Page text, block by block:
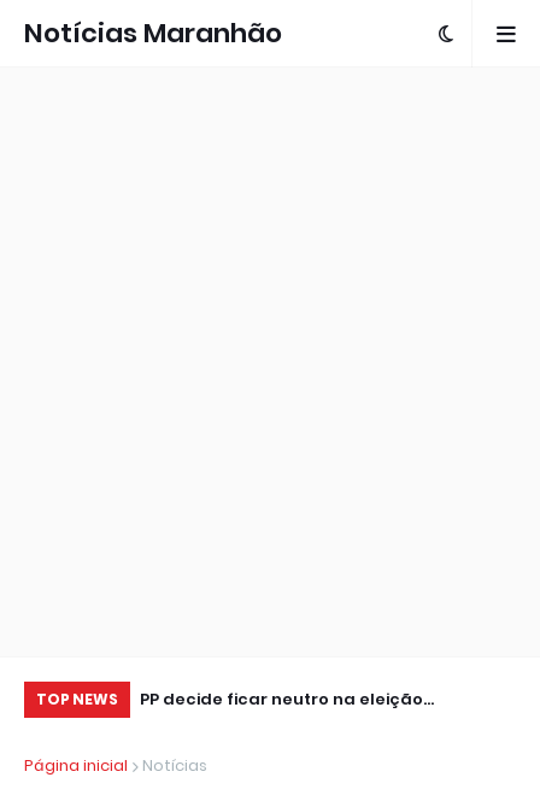
Notícias Maranhão
TOP NEWS
R$ 55,3
PP decide ficar neutro na eleição
Página inicial
Notícias